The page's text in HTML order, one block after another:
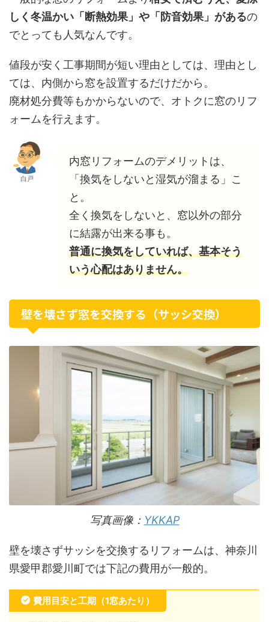
しく冬温かい「断熱効果」や「防音効果」があるの
でとっても人気なんです。
値段が安く工事期間が短い理由としては、理由とし
ては、内側から窓を設置するだけだから。
廃材処分費等もかからないので、オトクに窓のリフ
ォームを行えます。
白戸
内窓リフォームのデメリットは、
「換気をしないと湿気が溜まる」こ
と。
全く換気をしないと、窓以外の部分
に結露が出来る事も。
普通に換気をしていれば、基本そう
いう心配はありません。
壁を壊さず窓を交換する（サッシ交換）
写真画像： YKKAP
壁を壊さずサッシを交換するリフォームは、神奈川
県愛甲郡愛川町では下記の費用が一般的。
費用目安と工期（1窓あたり）